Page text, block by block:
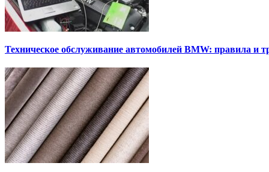
Техническое обслуживание автомобилей BMW: правила и